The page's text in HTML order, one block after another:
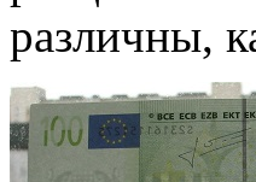
различны,